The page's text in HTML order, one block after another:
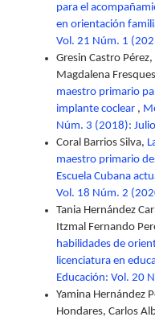
para el
en orientación
Vol. 21 Núm. 1
Gresin Castro
Magdalena
maestro primario
implante coclear ,
Núm. 3 (2018):
Coral Barrios Silva,
maestro primario
Escuela Cubana
Vol. 18 Núm. 2
Tania Hernández
Itzmal Fernando
habilidades de
licenciatura en
Educación: Vol. 20
Yamina Hernández
Hondares, Carlos